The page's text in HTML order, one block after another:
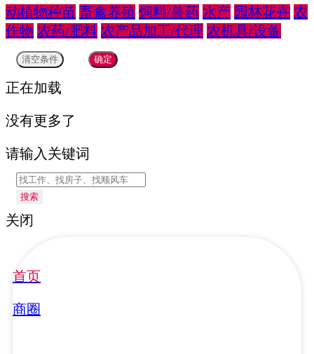
动植物种苗 畜禽养殖 饲料/兽药 水产 园林花卉 农
作物 农药/肥料 农产品加工/代理 农机具/设备
正在加载
没有更多了
请输入关键词
搜索
关闭
首页
商圈